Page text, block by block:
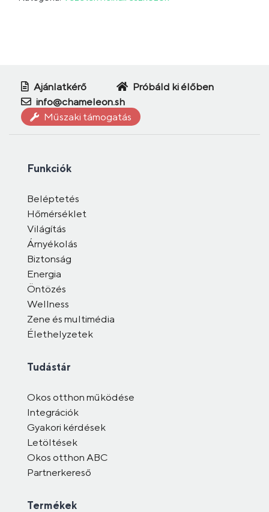
Ajánlatkérő
Próbáld ki élőben
info@chameleon.sh
Műszaki támogatás
Funkciók
Beléptetés
Hőmérséklet
Világítás
Árnyékolás
Biztonság
Energia
Öntözés
Wellness
Zene és multimédia
Élethelyzetek
Tudástár
Okos otthon működése
Integrációk
Gyakori kérdések
Letöltések
Okos otthon ABC
Partnerkereső
Termékek